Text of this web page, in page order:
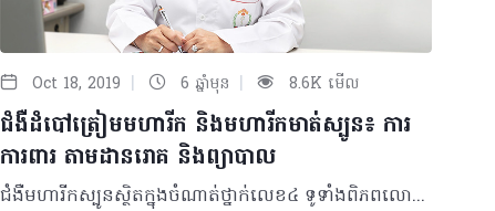
Oct 18, 2019 | 6 ឆ្នាំមុន | 8.6K មើល
ជំងឺដំបៅត្រៀមមហារីក និងមហារីកមាត់ស្បូន៖ ការ
ការពារ តាមដានរោគ និងព្យាបាល
ជំងឺមហារីកស្បូនស្ថិតក្នុងចំណាត់ថ្នាក់លេខ៤ ទូទាំងពិភពលោក ដែលជាមូលហេតុបណ្តាលឲ្យស្រ្តីស្លាប់ តែចំពោះប្រទេសកម្ពុជាជំងឺមហារីកមាត់ស្បូនជាមូលហេតុនាំមុខគេដែលបណ្តាលឲ្យស្រ្តីស្លាប់ក្នុងចំណោមមហារីកទាំងអស់ដែលកើតលើស្រ្តី។ មូលហេតុបង្ក មូលហេតុចម្បងដែលបង្កឲ្យមានជំងឺមហារីកមាត់ស្បូនគឺ HPV (Human Papilloma Virus)។ របៀបចម្លង ជំងឺមហារីកមាត់ស្បូនអាចឆ្លងតាមរយៈការរួមភេទជាមួយដៃគូដែលមានផ្ទុកមេរោគ HPV ជាច្រើនដងទើបអាចបង្កឲ្យមានដំបៅត្រៀមមហារីកជាច្រើនឆ្នាំមិនមានការតាមដាន និងព្យាបាលទើបឈានទៅដល់មហារីកមាត់ស្បូន។ រោគសញ្ញា ជាទូទៅ ការលេចឡើងនូវរោគសញ្ញានៃមហារីកមាត់ស្បូនរួមមាន៖ • មានធ្លាក់ឈាមចន្លោះឈាមរដូវ • រដូវមិនទៀងទាត់ ឬមកមានលក្ខណៈច្រើន • មានធ្លាក់ឈាមក្រោយពេលរួមភេទ • ធ្លាក់ឈាមមុនពេលមានរដូវ • ធ្លាក់សរញឹកញាប់ • ឈឺណែនលើថ្ងាសញឹកញាប់។ ការស្រាវជ្រាវរកដំបៅត្រៀមមហារីកនៅមាត់ស្បូន និងរោគវិនិច្ឆ័យ (Cervical Cancer Screening and Diagnostic) • VIA • HPV DAN Testing • Colposcopy • Pap Smear • Cervical Biopsies ការការពារ ជំងឺមហារីកមាត់ស្បូន ដើម្បីការពារពីដំបៅត្រៀមមហារីកមាត់ស្បូន និងបង្ការជំងឺមហារីកមាត់ស្បូនរួមមាន៖ ១. Primary Prevention៖ HPV Vaccination ២. Secondary Prevention៖ Regular Screening • VIA • HPV Test • Pap Smear • Vaccination + Regular Screening = You best defence, Early Treatment ជំងឺមហារីកមាត់ស្បូនអាចបង្ការបានដោយ • ការចាក់វ៉ាក់សាំង • ពិនិត្យមាត់ស្បូនឲ្យបានទៀងទាត់ • ព្យាបាលឲ្យទាន់ដំណាក់កាលមិនឲ្យវិវឌ្ឍទៅជាមហារីក។ បកស្រាយដោយ៖ លោកស្រីវេជ្ជបណ្ឌិត គ្រួច រ៉ាយ៉ូណែត វេជ្ជបណ្ឌិតជំនាញផ្នែកសម្ភព និងរោគស្រ្តី និងជាប្រធានផ្នែកពិគ្រោះជំងឺក្រៅនៃមជ្ឈមណ្ឌលជាតិគាំពារមាតា និងទារក អត្ថបទ៖ ដកស្រង់ចេញពី ទស្សនាវដ្ដី ហេលស៍ថាម ប្រូ លេខ ៨៣ 2019 រក្សាសិទ្ធិគ្រប់យ៉ាង​ដោយ Healthtime Corporation ចំពោះគ្រប់អត្ថបទដោយគ្មានផ្នែកណាមួយត្រូវបោះពុម្ពផ្សាយចូលប្រព័ន្ធអុីនធឺណែតឧបករណ៍អេឡិចត្រូនិកអាត់ជាសំឡេងឬថតចំលងគ្រប់រូបភាពដោយគ្មានការអនុញ្ញាតឡើយ